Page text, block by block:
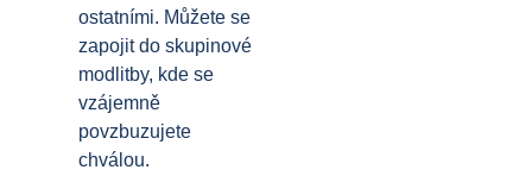
ostatními. Můžete se
zapojit do skupinové
modlitby, kde se
vzájemně
povzbuzujete
chválou.